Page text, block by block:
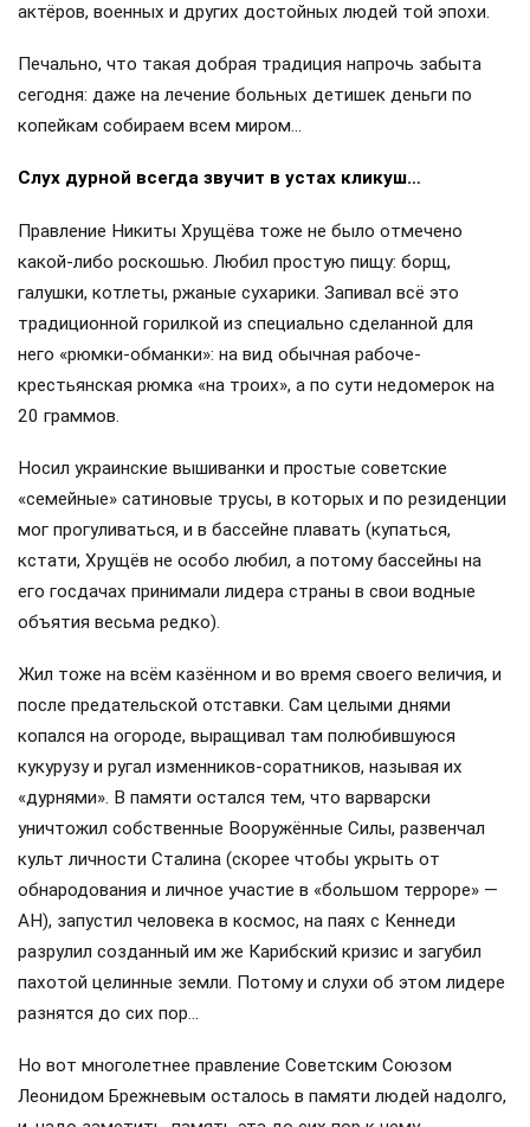
актёров, военных и других достойных людей той эпохи.
Печально, что такая добрая традиция напрочь забыта
сегодня: даже на лечение больных детишек деньги по
копейкам собираем всем миром…
Слух дурной всегда звучит в устах кликуш…
Правление Никиты Хрущёва тоже не было отмечено
какой-либо роскошью. Любил простую пищу: борщ,
галушки, котлеты, ржаные сухарики. Запивал всё это
традиционной горилкой из специально сделанной для
него «рюмки-обманки»: на вид обычная рабоче-
крестьянская рюмка «на троих», а по сути недомерок на
20 граммов.
Носил украинские вышиванки и простые советские
«семейные» сатиновые трусы, в которых и по резиденции
мог прогуливаться, и в бассейне плавать (купаться,
кстати, Хрущёв не особо любил, а потому бассейны на
его госдачах принимали лидера страны в свои водные
объятия весьма редко).
Жил тоже на всём казённом и во время своего величия, и
после предательской отставки. Сам целыми днями
копался на огороде, выращивал там полюбившуюся
кукурузу и ругал изменников-соратников, называя их
«дурнями». В памяти остался тем, что варварски
уничтожил собственные Вооружённые Силы, развенчал
культ личности Сталина (скорее чтобы укрыть от
обнародования и личное участие в «большом терроре» —
АН), запустил человека в космос, на паях с Кеннеди
разрулил созданный им же Карибский кризис и загубил
пахотой целинные земли. Потому и слухи об этом лидере
разнятся до сих пор…
Но вот многолетнее правление Советским Союзом
Леонидом Брежневым осталось в памяти людей надолго,